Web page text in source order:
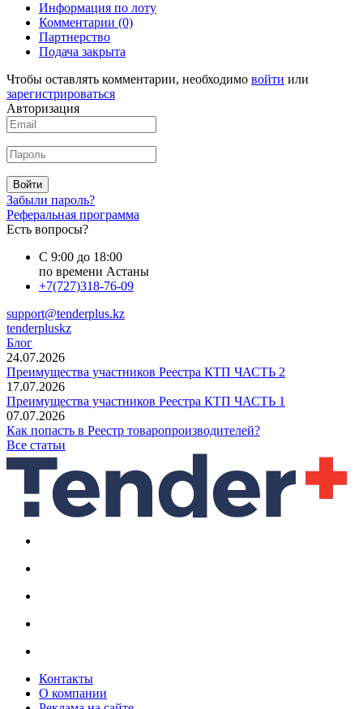
Информация по лоту
Комментарии (0)
Партнерство
Подача закрыта
Чтобы оставлять комментарии, необходимо войти или
зарегистрироваться
Авторизация
Войти
Забыли пароль?
Реферальная программа
Есть вопросы?
С 9:00 до 18:00
по времени Астаны
+7(727)318-76-09
support@tenderplus.kz
tenderpluskz
Блог
24.07.2026
Преимущества участников Реестра КТП ЧАСТЬ 2
17.07.2026
Преимущества участников Реестра КТП ЧАСТЬ 1
07.07.2026
Как попасть в Реестр товаропроизводителей?
Все статьи
Контакты
О компании